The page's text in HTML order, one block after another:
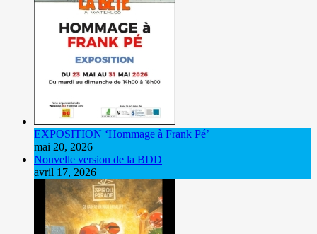
EXPOSITION ‘Hommage à Frank Pé’
mai 20, 2026
Nouvelle version de la BDD
avril 17, 2026